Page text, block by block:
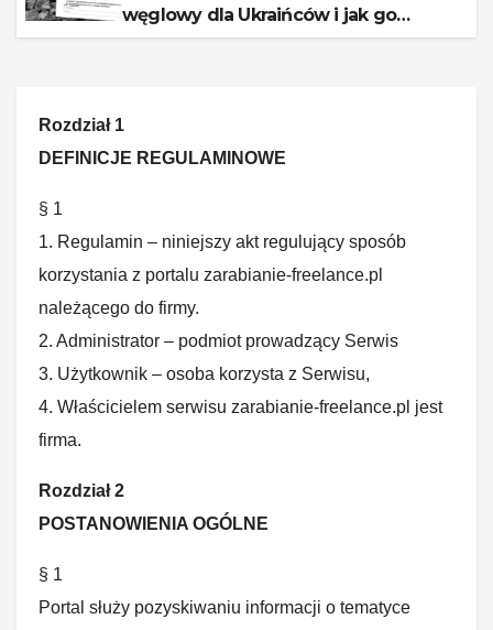
węglowy dla Ukraińców i jak go
otrzymać
Rozdział 1
DEFINICJE REGULAMINOWE
§ 1
1. Regulamin – niniejszy akt regulujący sposób
korzystania z portalu zarabianie-freelance.pl
należącego do firmy.
2. Administrator – podmiot prowadzący Serwis
3. Użytkownik – osoba korzysta z Serwisu,
4. Właścicielem serwisu zarabianie-freelance.pl jest
firma.
Rozdział 2
POSTANOWIENIA OGÓLNE
§ 1
Portal służy pozyskiwaniu informacji o tematyce